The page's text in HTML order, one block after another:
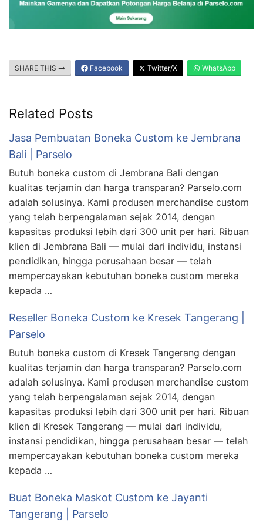
SHARE THIS Facebook Twitter/X WhatsApp
Related Posts
Jasa Pembuatan Boneka Custom ke Jembrana
Bali | Parselo
Butuh boneka custom di Jembrana Bali dengan
kualitas terjamin dan harga transparan? Parselo.com
adalah solusinya. Kami produsen merchandise custom
yang telah berpengalaman sejak 2014, dengan
kapasitas produksi lebih dari 300 unit per hari. Ribuan
klien di Jembrana Bali — mulai dari individu, instansi
pendidikan, hingga perusahaan besar — telah
mempercayakan kebutuhan boneka custom mereka
kepada …
Reseller Boneka Custom ke Kresek Tangerang |
Parselo
Butuh boneka custom di Kresek Tangerang dengan
kualitas terjamin dan harga transparan? Parselo.com
adalah solusinya. Kami produsen merchandise custom
yang telah berpengalaman sejak 2014, dengan
kapasitas produksi lebih dari 300 unit per hari. Ribuan
klien di Kresek Tangerang — mulai dari individu,
instansi pendidikan, hingga perusahaan besar — telah
mempercayakan kebutuhan boneka custom mereka
kepada …
Buat Boneka Maskot Custom ke Jayanti
Tangerang | Parselo